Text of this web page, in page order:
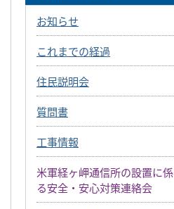
お知らせ
これまでの経過
住民説明会
質問書
工事情報
米軍経ヶ岬通信所の設置に係
る安全・安心対策連絡会